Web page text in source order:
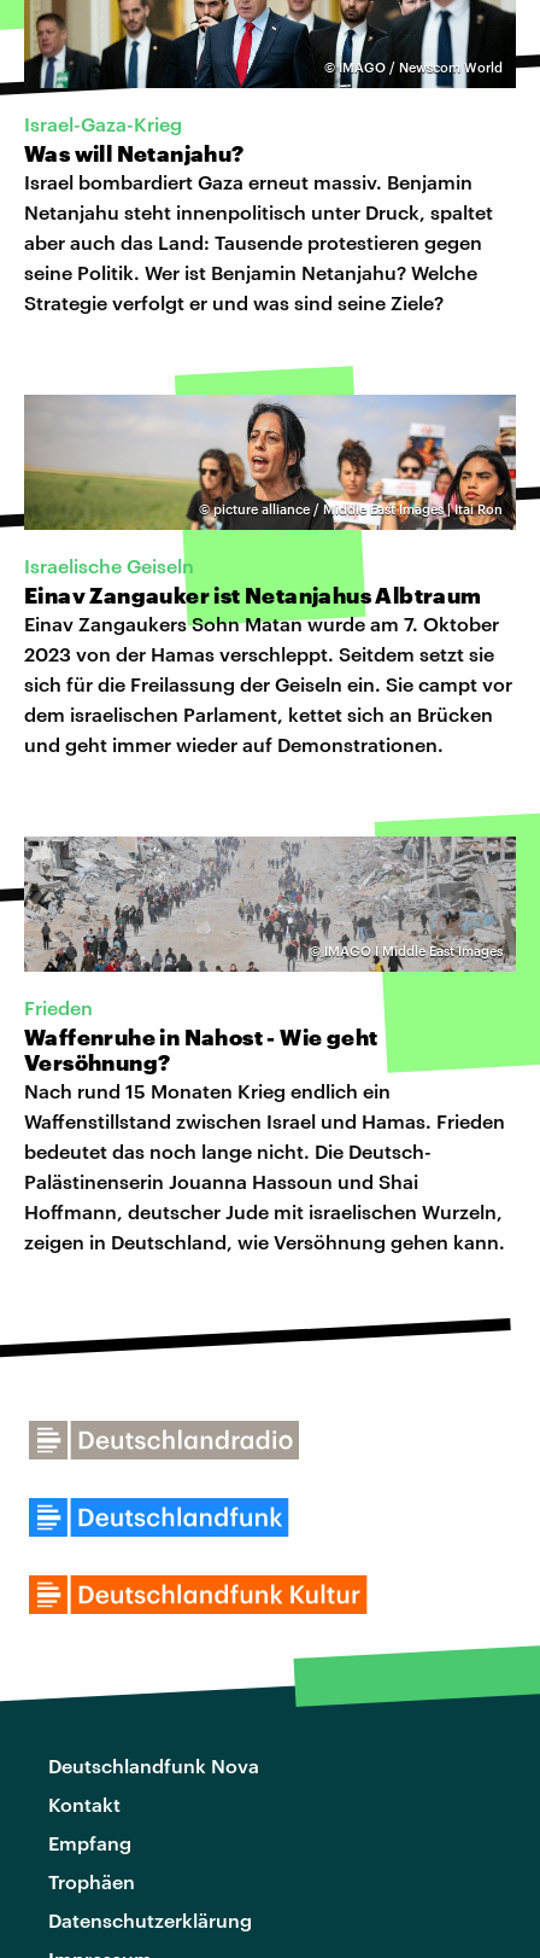
©IMAGO / Newscom World
Israel-Gaza-Krieg
Was will Netanjahu?
Israel bombardiert Gaza erneut massiv. Benjamin
Netanjahu steht innenpolitisch unter Druck, spaltet
aber auch das Land: Tausende protestieren gegen
seine Politik. Wer ist Benjamin Netanjahu? Welche
Strategie verfolgt er und was sind seine Ziele?
©picture alliance / Middle East Images | Itai Ron
Israelische Geiseln
Einav Zangauker ist Netanjahus Albtraum
Einav Zangaukers Sohn Matan wurde am 7. Oktober
2023 von der Hamas verschleppt. Seitdem setzt sie
sich für die Freilassung der Geiseln ein. Sie campt vor
dem israelischen Parlament, kettet sich an Brücken
und geht immer wieder auf Demonstrationen.
© IMAGO I Middle East Images
Frieden
Waffenruhe in Nahost - Wie geht
Versöhnung?
Nach rund 15 Monaten Krieg endlich ein
Waffenstillstand zwischen Israel und Hamas. Frieden
bedeutet das noch lange nicht. Die Deutsch-
Palästinenserin Jouanna Hassoun und Shai
Hoffmann, deutscher Jude mit israelischen Wurzeln,
zeigen in Deutschland, wie Versöhnung gehen kann.
Deutschlandfunk Nova
Kontakt
Empfang
Trophäen
Datenschutzerklärung